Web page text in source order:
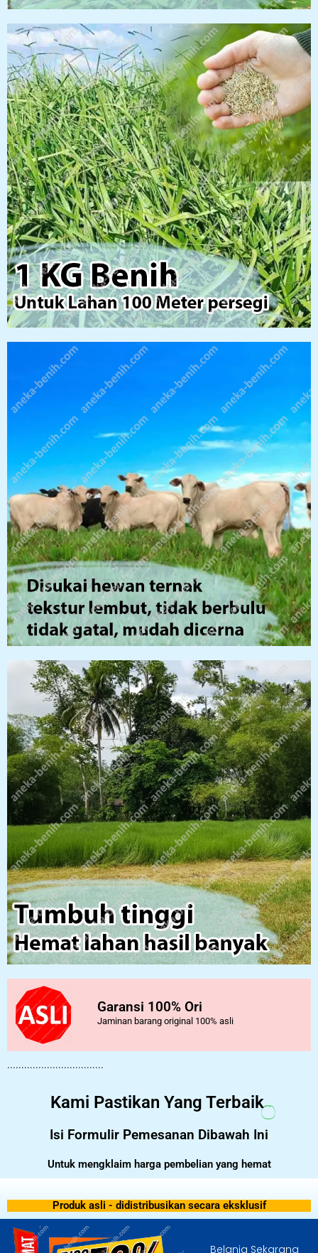
Garansi 100% Ori
Jaminan barang original 100% asli
..................................
Kami Pastikan Yang Terbaik
Isi Formulir Pemesanan Dibawah Ini
Untuk mengklaim harga pembelian yang hemat
Produk asli - didistribusikan secara eksklusif
Belanja Sekarang